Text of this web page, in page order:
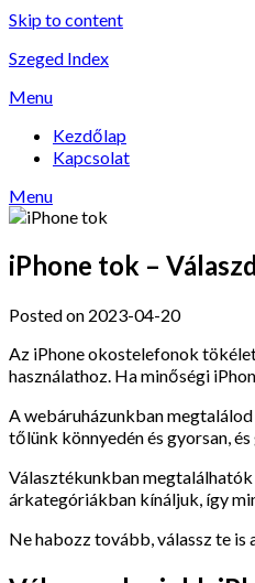
Skip to content
Szeged Index
Menu
Kezdőlap
Kapcsolat
Menu
iPhone tok –
Posted on 2023-04-20
Az iPhone okostelefonok
használathoz. Ha minőségi
A webáruházunkban
tőlünk könnyedén és gyorsan,
Választékunkban
árkategóriákban kínáljuk, így
Ne habozz tovább, válassz te